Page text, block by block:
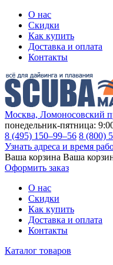
О нас
Скидки
Как купить
Доставка и оплата
Контакты
Москва, Ломоносовский
понедельник-пятница:
8 (495) 150–99–56 8 (800)
Узнать адреса и время
Ваша корзина Ваша
Оформить заказ
О нас
Скидки
Как купить
Доставка и оплата
Контакты
Каталог товаров